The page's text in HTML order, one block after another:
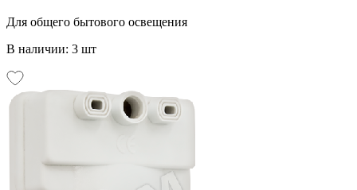
Для общего бытового освещения
В наличии: 3 шт